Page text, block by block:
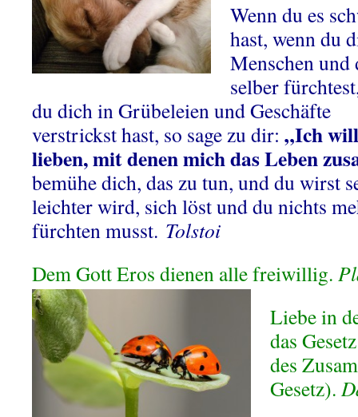
Wenn du es
hast, wenn du
Menschen und
selber
du dich in Grübeleien und Geschäfte
verstrickst hast, so sage zu dir: „Ich
lieben, mit denen mich das Leben
bemühe dich, das zu tun, und du wirst
leichter wird, sich löst und du nichts
fürchten musst. Tolstoi
Dem Gott Eros dienen alle freiwillig.
Liebe in
das
des
Gesetz).